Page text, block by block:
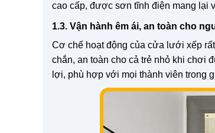
cao cấp, được sơn tĩnh điện mang lại
1.3. Vận hành êm ái, an toàn cho
Cơ chế hoạt động của cửa lưới xếp
chắn, an toàn cho cả trẻ nhỏ khi chơi
lợi, phù hợp với mọi thành viên trong